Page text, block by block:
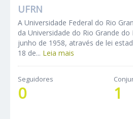
UFRN
A Universidade Federal do Rio
da Universidade do Rio Grande
junho de 1958, através de lei
18 de... Leia mais
Seguidores
0 1